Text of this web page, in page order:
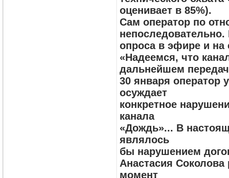
оценивает в 85%).
Сам оператор по
опроса в эфире и на
«Надеемся, что
дальнейшем
30 января оператор
осуждает
конкретное
канала
«Дождь»... В
являлось
бы нарушением
Анастасия
момент